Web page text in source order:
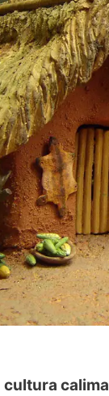
cultura calima